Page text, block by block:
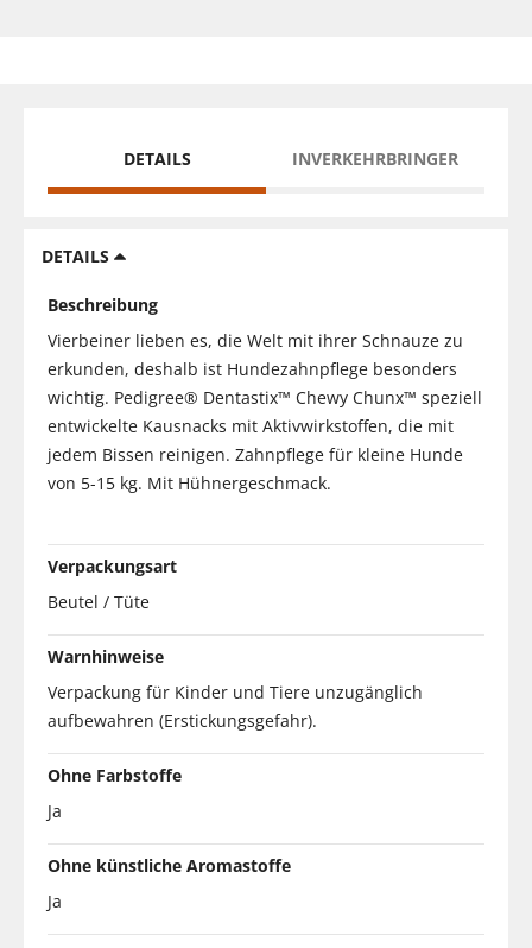
DETAILS INVERKEHRBRINGER
DETAILS
Beschreibung
Vierbeiner lieben es, die Welt mit ihrer Schnauze zu
erkunden, deshalb ist Hundezahnpflege besonders
wichtig. Pedigree® Dentastix™ Chewy Chunx™ speziell
entwickelte Kausnacks mit Aktivwirkstoffen, die mit
jedem Bissen reinigen. Zahnpflege für kleine Hunde
von 5-15 kg. Mit Hühnergeschmack.
Verpackungsart
Beutel / Tüte
Warnhinweise
Verpackung für Kinder und Tiere unzugänglich
aufbewahren (Erstickungsgefahr).
Ohne Farbstoffe
Ja
Ohne künstliche Aromastoffe
Ja